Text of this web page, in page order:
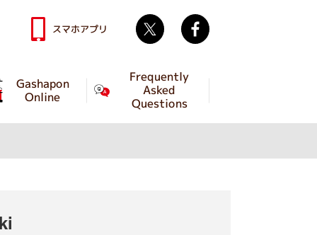
Gashapon
Online
Frequently
Asked
Questions
スマホアプリ Twitter